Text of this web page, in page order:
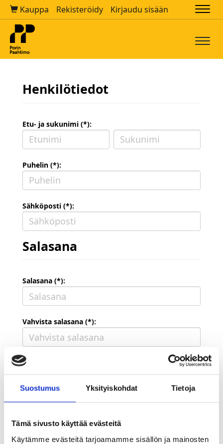
Suostumus Yksityiskohdat Tietoja
Tämä sivusto käyttää evästeitä
Käytämme evästeitä tarjoamamme sisällön ja mainosten
Kauppa Rekisteröidy Kirjaudu sisään
Henkilötiedot
Etu- ja sukunimi (*):
Puhelin (*):
Sähköposti (*):
Salasana
Salasana (*):
Vahvista salasana (*):
Yhteystiedot